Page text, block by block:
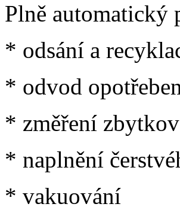
Plně automatický
* odsání a
* odvod
* změření
* naplnění
* vakuování